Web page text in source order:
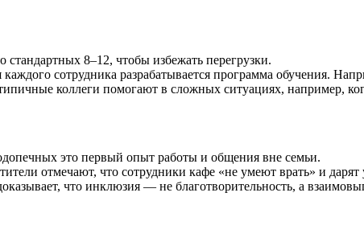
стандартных 8–12, чтобы избежать перегрузки.
каждого сотрудника разрабатывается программа обучения.
коллеги помогают в сложных ситуациях, например,
это первый опыт работы и общения вне семьи.
отмечают, что сотрудники кафе «не умеют врать» и
что инклюзия — не благотворительность, а